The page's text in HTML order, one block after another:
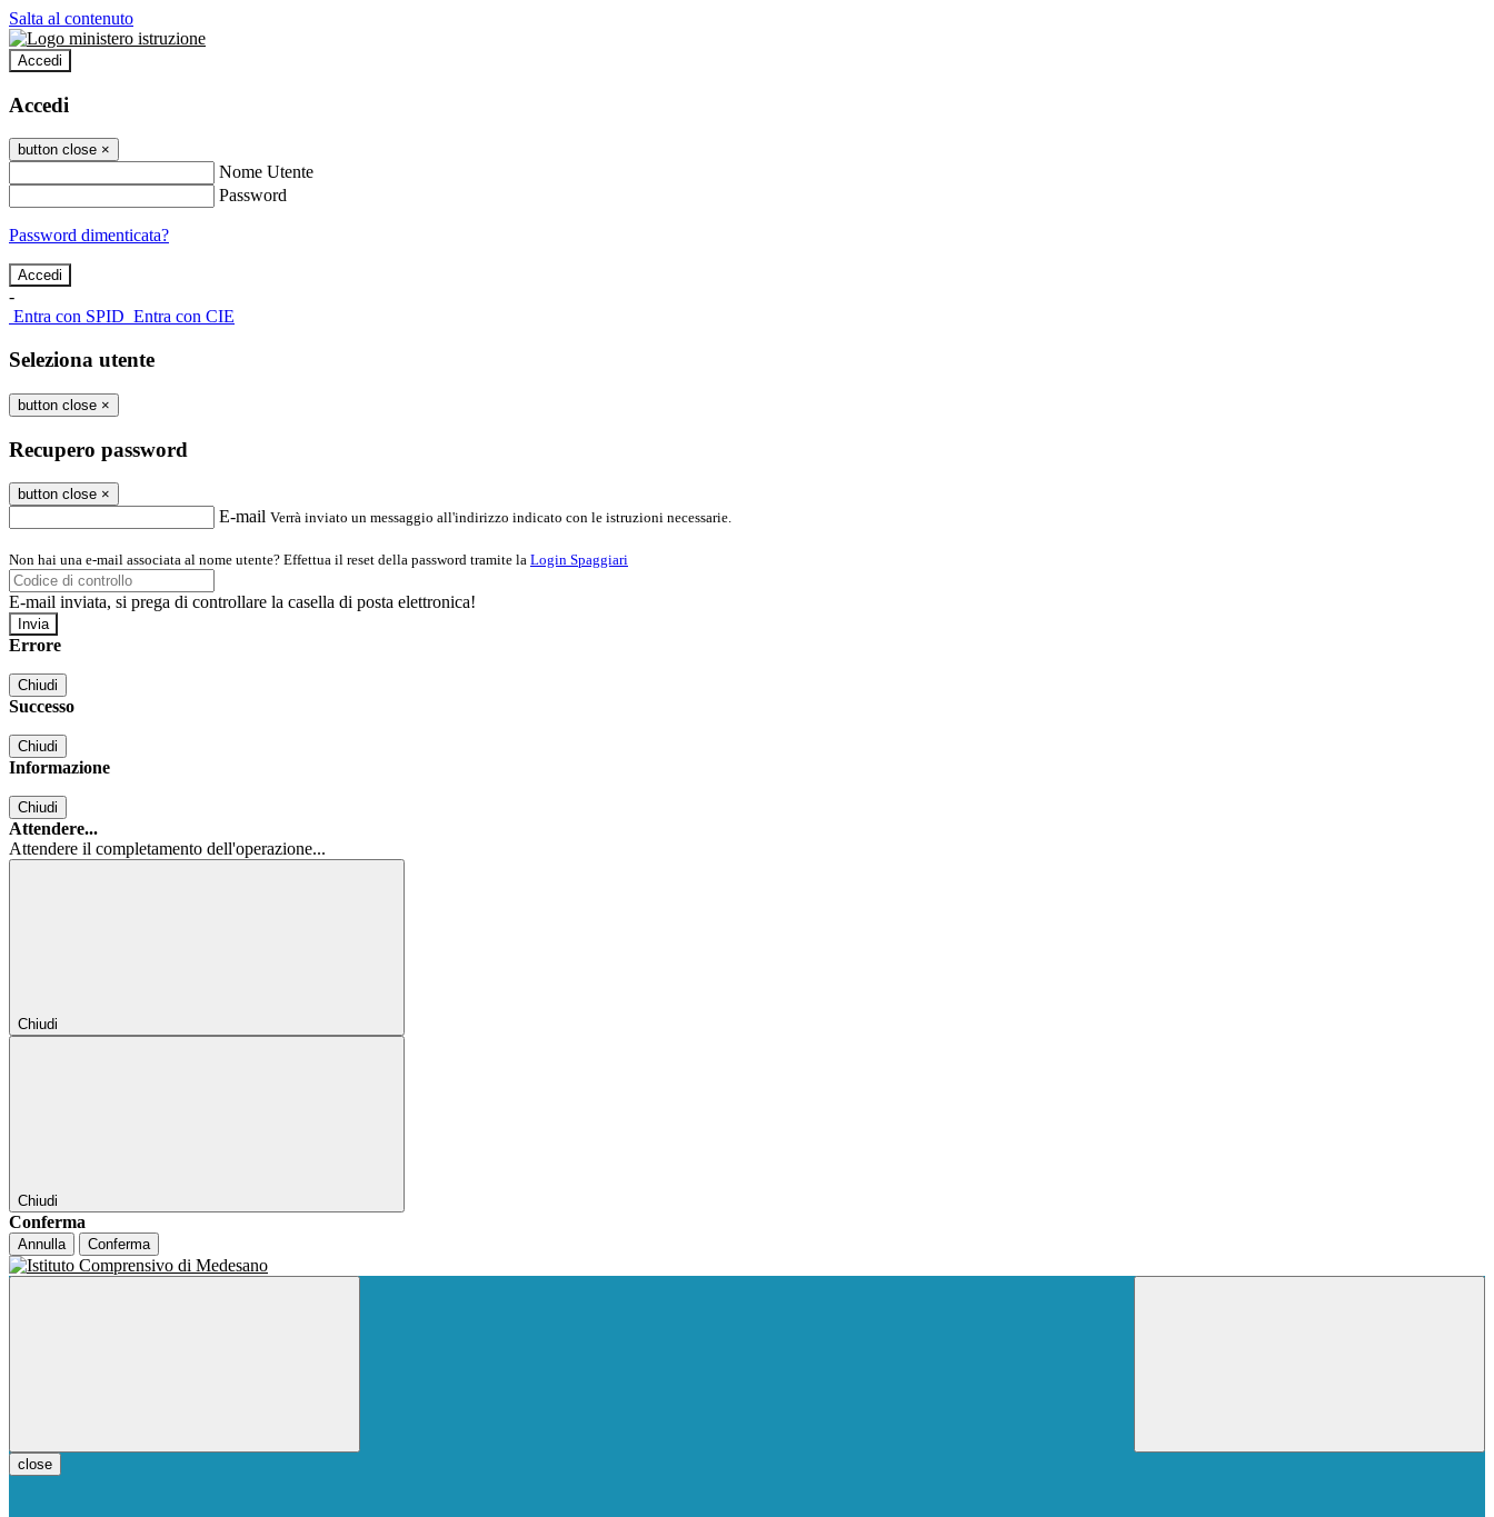
Salta al contenuto
Accedi
Accedi
button close ×
Nome Utente
Password
Password dimenticata?
-
Entra con SPID Entra con CIE
Seleziona utente
button close ×
Recupero password
button close ×
E-mail Verrà inviato un messaggio all'indirizzo indicato con le istruzioni necessarie.
Non hai una e-mail associata al nome utente? Effettua il reset della password tramite la Login Spaggiari
E-mail inviata, si prega di controllare la casella di posta elettronica!
Errore
Chiudi
Successo
Chiudi
Informazione
Chiudi
Attendere...
Attendere il completamento dell'operazione...
Chiudi
Chiudi
Conferma
Annulla Conferma
close